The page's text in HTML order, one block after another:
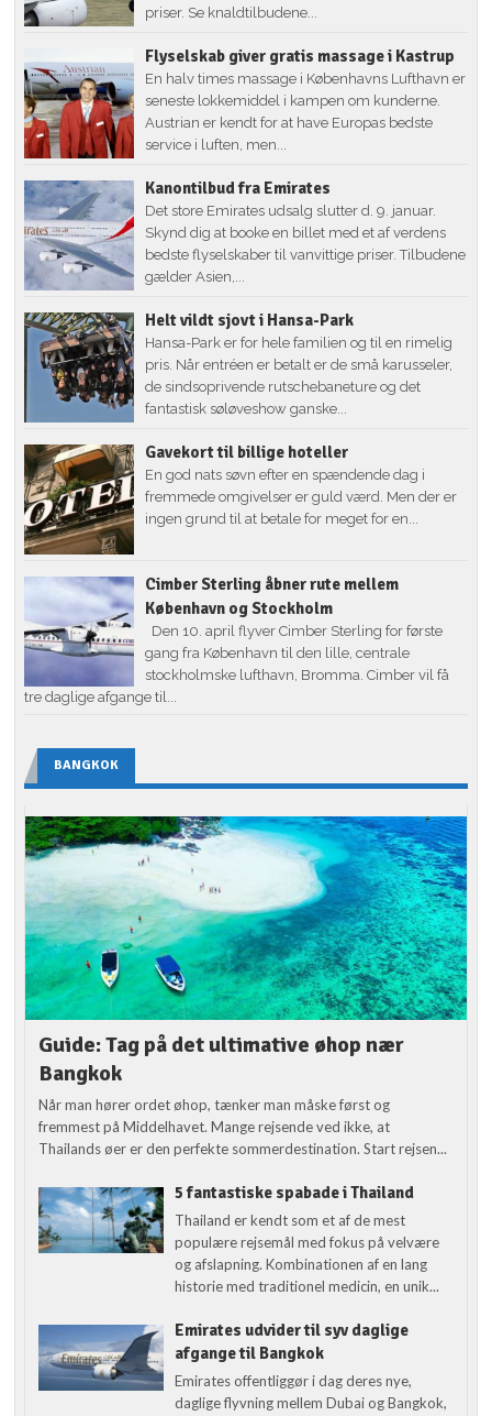
priser. Se knaldtilbudene...
Flyselskab giver gratis massage i Kastrup
En halv times massage i Københavns Lufthavn er
seneste lokkemiddel i kampen om kunderne.
Austrian er kendt for at have Europas bedste
service i luften, men...
Kanontilbud fra Emirates
Det store Emirates udsalg slutter d. 9. januar.
Skynd dig at booke en billet med et af verdens
bedste flyselskaber til vanvittige priser. Tilbudene
gælder Asien,...
Helt vildt sjovt i Hansa-Park
Hansa-Park er for hele familien og til en rimelig
pris. Når entréen er betalt er de små karusseler,
de sindsoprivende rutschebaneture og det
fantastisk søløveshow ganske...
Gavekort til billige hoteller
En god nats søvn efter en spændende dag i
fremmede omgivelser er guld værd. Men der er
ingen grund til at betale for meget for en...
Cimber Sterling åbner rute mellem
København og Stockholm
Den 10. april flyver Cimber Sterling for første
gang fra København til den lille, centrale
stockholmske lufthavn, Bromma. Cimber vil få
tre daglige afgange til...
BANGKOK
Guide: Tag på det ultimative øhop nær
Bangkok
Når man hører ordet øhop, tænker man måske først og
fremmest på Middelhavet. Mange rejsende ved ikke, at
Thailands øer er den perfekte sommerdestination. Start rejsen...
5 fantastiske spabade i Thailand
Thailand er kendt som et af de mest
populære rejsemål med fokus på velvære
og afslapning. Kombinationen af en lang
historie med traditionel medicin, en unik...
Emirates udvider til syv daglige
afgange til Bangkok
Emirates offentliggør i dag deres nye,
daglige flyvning mellem Dubai og Bangkok,